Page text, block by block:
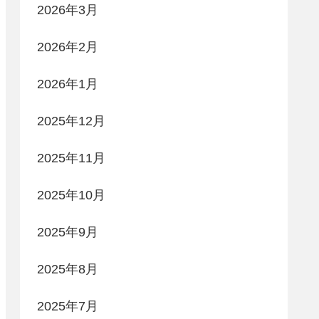
2026年3月
2026年2月
2026年1月
2025年12月
2025年11月
2025年10月
2025年9月
2025年8月
2025年7月